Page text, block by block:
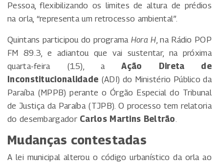
Pessoa, flexibilizando os limites de altura de prédios
na orla, “representa um retrocesso ambiental”.
Quintans participou do programa Hora H, na Rádio POP
FM 89.3, e adiantou que vai sustentar, na próxima
quarta-feira (15), aAção Direta de
Inconstitucionalidade (ADI) do Ministério Público da
Paraíba (MPPB) perante o Órgão Especial do Tribunal
de Justiça da Paraíba (TJPB). O processo tem relatoria
do desembargador Carlos Martins Beltrão.
Mudanças contestadas
A lei municipal alterou o código urbanístico da orla ao